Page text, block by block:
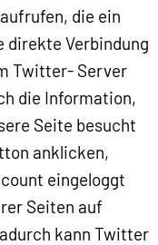
die ein
direkte Verbindung
Twitter- Server
die Information,
Seite besucht
anklicken,
eingeloggt
Seiten auf
kann Twitter